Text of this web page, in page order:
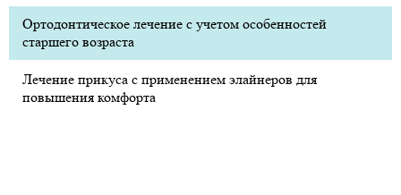
Ортодонтическое лечение с учетом особенностей
старшего возраста
Лечение прикуса с применением элайнеров для
повышения комфорта